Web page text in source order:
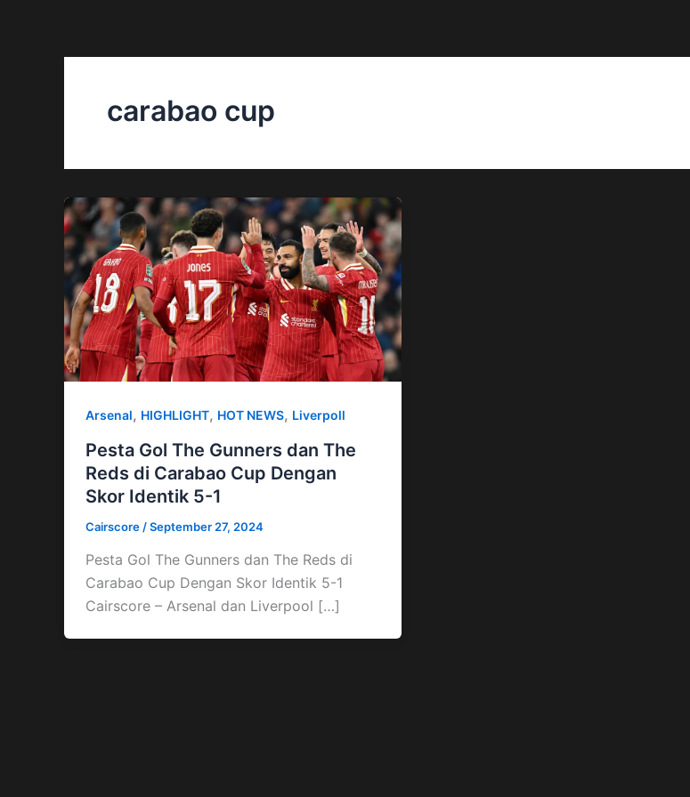
carabao cup
Arsenal, HIGHLIGHT, HOT NEWS, Liverpoll
Pesta Gol The Gunners dan The
Reds di Carabao Cup Dengan
Skor Identik 5-1
Cairscore /September 27, 2024
Pesta Gol The Gunners dan The Reds di
Carabao Cup Dengan Skor Identik 5-1
Cairscore – Arsenal dan Liverpool […]